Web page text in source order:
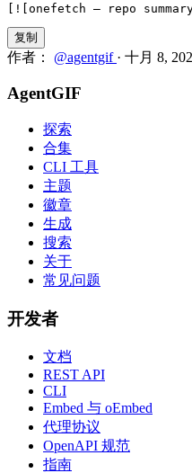
[![onefetch — repo
复制
作者： @agentgif · 十月 8,
AgentGIF
探索
合集
CLI 工具
主题
徽章
生成
搜索
关于
常见问题
开发者
文档
REST API
CLI
Embed 与 oEmbed
代理协议
OpenAPI 规范
指南